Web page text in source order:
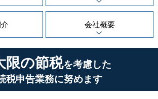
会社概要
限の節税を考慮した
税申告業務に努めます